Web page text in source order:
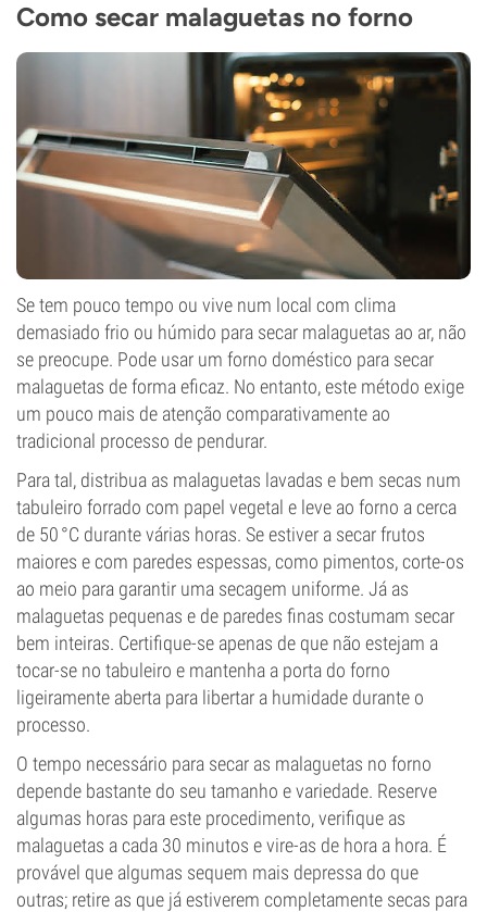
Como secar malaguetas no forno
Se tem pouco tempo ou vive num local com clima
demasiado frio ou húmido para secar malaguetas ao ar, não
se preocupe. Pode usar um forno doméstico para secar
malaguetas de forma eficaz. No entanto, este método exige
um pouco mais de atenção comparativamente ao
tradicional processo de pendurar.
Para tal, distribua as malaguetas lavadas e bem secas num
tabuleiro forrado com papel vegetal e leve ao forno a cerca
de 50 °C durante várias horas. Se estiver a secar frutos
maiores e com paredes espessas, como pimentos, corte-os
ao meio para garantir uma secagem uniforme. Já as
malaguetas pequenas e de paredes finas costumam secar
bem inteiras. Certifique-se apenas de que não estejam a
tocar-se no tabuleiro e mantenha a porta do forno
ligeiramente aberta para libertar a humidade durante o
processo.
O tempo necessário para secar as malaguetas no forno
depende bastante do seu tamanho e variedade. Reserve
algumas horas para este procedimento, verifique as
malaguetas a cada 30 minutos e vire-as de hora a hora. É
provável que algumas sequem mais depressa do que
outras; retire as que já estiverem completamente secas para